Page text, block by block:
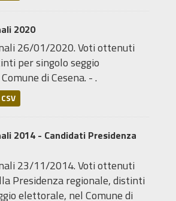
2020
26/01/2020. Voti ottenuti
per singolo seggio
di Cesena. - .
CSV
2014 - Candidati Presidenza
23/11/2014. Voti ottenuti
Presidenza regionale, distinti
elettorale, nel Comune di